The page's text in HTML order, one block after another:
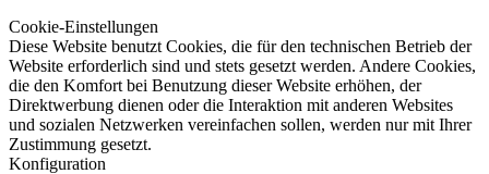
Cookie-Einstellungen
Diese Website benutzt Cookies, die für den technischen Betrieb der
Website erforderlich sind und stets gesetzt werden. Andere Cookies,
die den Komfort bei Benutzung dieser Website erhöhen, der
Direktwerbung dienen oder die Interaktion mit anderen Websites
und sozialen Netzwerken vereinfachen sollen, werden nur mit Ihrer
Zustimmung gesetzt.
Konfiguration